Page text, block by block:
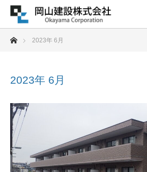
ホーム2023年 6月
2023年 6月